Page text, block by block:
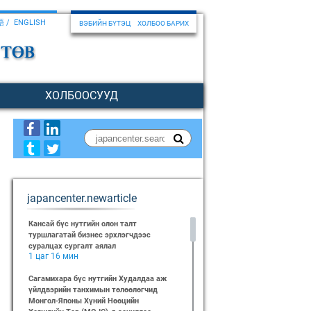
ВЭБИЙН БҮТЭЦ ХОЛБОО БАРИХ
ENGLISH
ХОЛБООСУУД
japancenter.newarticle
Кансай бүс нутгийн олон талт
туршлагатай бизнес эрхлэгчдээс
суралцах сургалт аялал
1 цаг 16 мин
Сагамихара бүс нутгийн Худалдаа аж
үйлдвэрийн танхимын төлөөлөгчид
Монгол-Японы Хүний Нөөцийн